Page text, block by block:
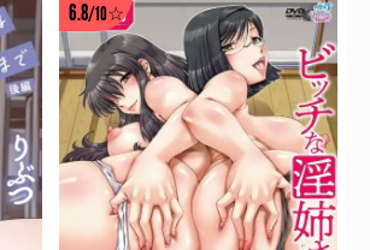
6.8/10☆